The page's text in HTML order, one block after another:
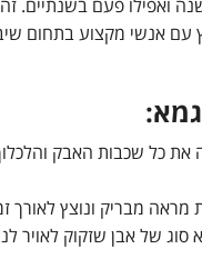
ואפילו פעם בשנתיים.
אנשי מקצוע בתחום
כל שכבות האבק
מבריק ונוצץ לאורך
של אבן שזקוק לאויר